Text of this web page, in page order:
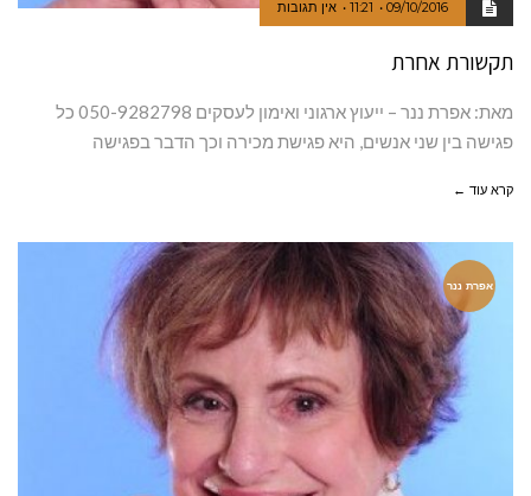
09/10/2016
11:21 אין תגובות
תקשורת אחרת
מאת: אפרת ננר – ייעוץ ארגוני ואימון לעסקים 050-9282798 כל
פגישה בין שני אנשים, היא פגישת מכירה וכך הדבר בפגישה
קרא עוד ←
אפרת ננר